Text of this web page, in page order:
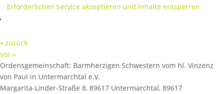
Erforderlichen Service akzeptieren und Inhalte entsperren
« zurück
vor »
Ordensgemeinschaft: Barmherzigen Schwestern vom hl. Vinzenz
von Paul in Untermarchtal e.V.
Margarita-Linder-Straße 8, 89617 Untermarchtal, 89617